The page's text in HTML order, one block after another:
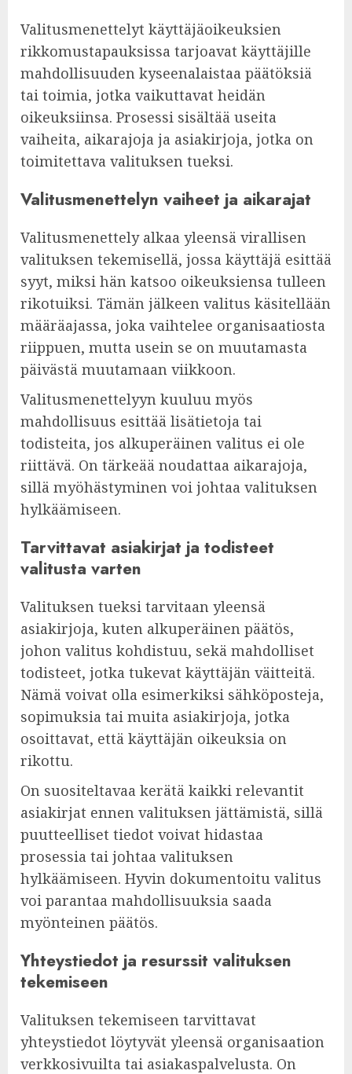
Valitusmenettelyt käyttäjäoikeuksien
rikkomustapauksissa tarjoavat käyttäjille
mahdollisuuden kyseenalaistaa päätöksiä
tai toimia, jotka vaikuttavat heidän
oikeuksiinsa. Prosessi sisältää useita
vaiheita, aikarajoja ja asiakirjoja, jotka on
toimitettava valituksen tueksi.
Valitusmenettelyn vaiheet ja aikarajat
Valitusmenettely alkaa yleensä virallisen
valituksen tekemisellä, jossa käyttäjä esittää
syyt, miksi hän katsoo oikeuksiensa tulleen
rikotuiksi. Tämän jälkeen valitus käsitellään
määräajassa, joka vaihtelee organisaatiosta
riippuen, mutta usein se on muutamasta
päivästä muutamaan viikkoon.
Valitusmenettelyyn kuuluu myös
mahdollisuus esittää lisätietoja tai
todisteita, jos alkuperäinen valitus ei ole
riittävä. On tärkeää noudattaa aikarajoja,
sillä myöhästyminen voi johtaa valituksen
hylkäämiseen.
Tarvittavat asiakirjat ja todisteet
valitusta varten
Valituksen tueksi tarvitaan yleensä
asiakirjoja, kuten alkuperäinen päätös,
johon valitus kohdistuu, sekä mahdolliset
todisteet, jotka tukevat käyttäjän väitteitä.
Nämä voivat olla esimerkiksi sähköposteja,
sopimuksia tai muita asiakirjoja, jotka
osoittavat, että käyttäjän oikeuksia on
rikottu.
On suositeltavaa kerätä kaikki relevantit
asiakirjat ennen valituksen jättämistä, sillä
puutteelliset tiedot voivat hidastaa
prosessia tai johtaa valituksen
hylkäämiseen. Hyvin dokumentoitu valitus
voi parantaa mahdollisuuksia saada
myönteinen päätös.
Yhteystiedot ja resurssit valituksen
tekemiseen
Valituksen tekemiseen tarvittavat
yhteystiedot löytyvät yleensä organisaation
verkkosivuilta tai asiakaspalvelusta. On